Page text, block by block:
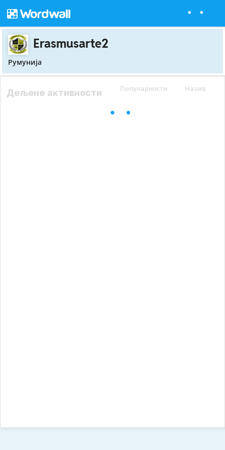
Erasmusarte2
Румунија
Популарности Назив
Дељене активности